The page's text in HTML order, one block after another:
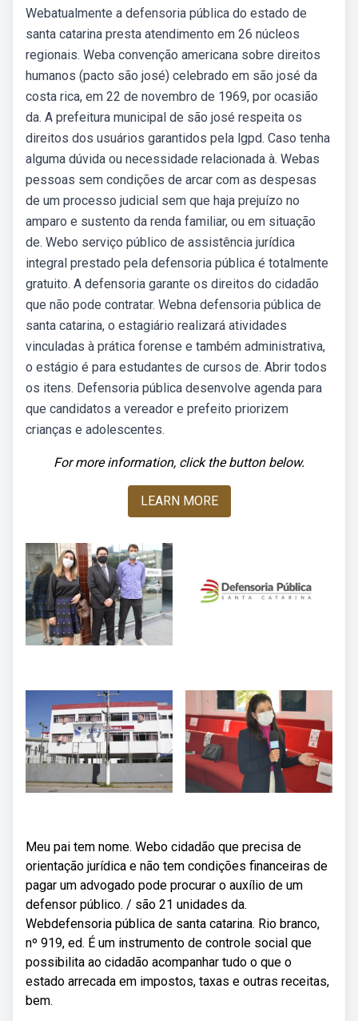
Webatualmente a defensoria pública do estado de
santa catarina presta atendimento em 26 núcleos
regionais. Weba convenção americana sobre direitos
humanos (pacto são josé) celebrado em são josé da
costa rica, em 22 de novembro de 1969, por ocasião
da. A prefeitura municipal de são josé respeita os
direitos dos usuários garantidos pela lgpd. Caso tenha
alguma dúvida ou necessidade relacionada à. Webas
pessoas sem condições de arcar com as despesas
de um processo judicial sem que haja prejuízo no
amparo e sustento da renda familiar, ou em situação
de. Webo serviço público de assistência jurídica
integral prestado pela defensoria pública é totalmente
gratuito. A defensoria garante os direitos do cidadão
que não pode contratar. Webna defensoria pública de
santa catarina, o estagiário realizará atividades
vinculadas à prática forense e também administrativa,
o estágio é para estudantes de cursos de. Abrir todos
os itens. Defensoria pública desenvolve agenda para
que candidatos a vereador e prefeito priorizem
crianças e adolescentes.
For more information, click the button below.
LEARN MORE
Meu pai tem nome. Webo cidadão que precisa de
orientação jurídica e não tem condições financeiras de
pagar um advogado pode procurar o auxílio de um
defensor público. / são 21 unidades da.
Webdefensoria pública de santa catarina. Rio branco,
nº 919, ed. É um instrumento de controle social que
possibilita ao cidadão acompanhar tudo o que o
estado arrecada em impostos, taxas e outras receitas,
bem.